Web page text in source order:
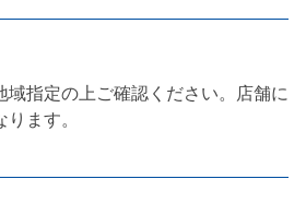
域指定の上ご確認ください。店舗に
ます。